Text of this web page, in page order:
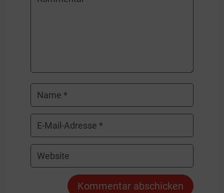
Kommentar abschicken